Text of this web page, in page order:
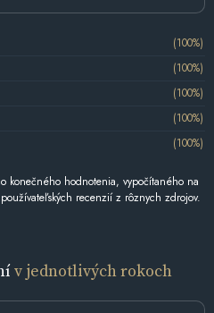
(100%)
(100%)
(100%)
(100%)
(100%)
konečného hodnotenia, vypočítaného na
recenzií z rôznych zdrojov.
v jednotlivých rokoch